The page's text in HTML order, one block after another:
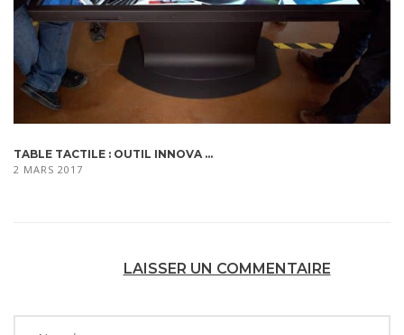
TABLE TACTILE : OUTIL INNOVA ...
2 MARS 2017
LAISSER UN COMMENTAIRE